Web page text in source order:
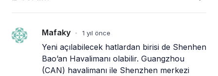
Mafaky • 1 yıl önce
Yeni açılabilecek hatlardan birisi de Shenhen
Bao’an Havalimanı olabilir. Guangzhou
(CAN) havalimanı ile Shenzhen merkezi